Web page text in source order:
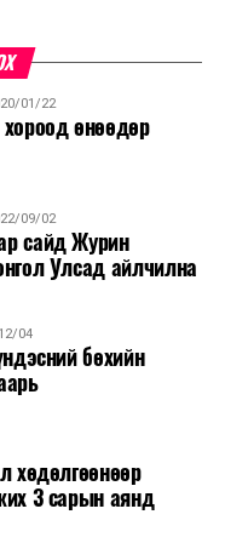
УИХ-ын тогтоолд
хуулийн төслийг
Хэлэлцэн
01/22
өнөөдөр
09/02
сайд Журин
Улсад айлчилна
04
бөхийн
хөдөлгөөнөөр
3 сарын аянд